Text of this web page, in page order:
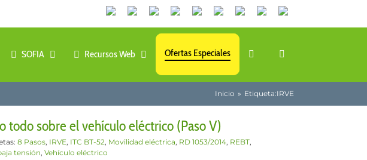
Canales
de
LinkedinYoutubeTiktokFacebookInstagram
X TwitchContacto
SOFIA Recursos Web Ofertas Especiales
Inicio Etiqueta:IRVE
todo sobre el vehículo eléctrico (Paso V)
8 Pasos, IRVE, ITC BT-52, Movilidad eléctrica, RD 1053/2014, REBT,
tensión, Vehículo eléctrico